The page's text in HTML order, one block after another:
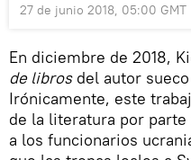
27 de junio 2018, 05:00 GMT
En diciembre de 2018,
de librosdel autor
Irónicamente, este
de la literatura por
a los funcionarios